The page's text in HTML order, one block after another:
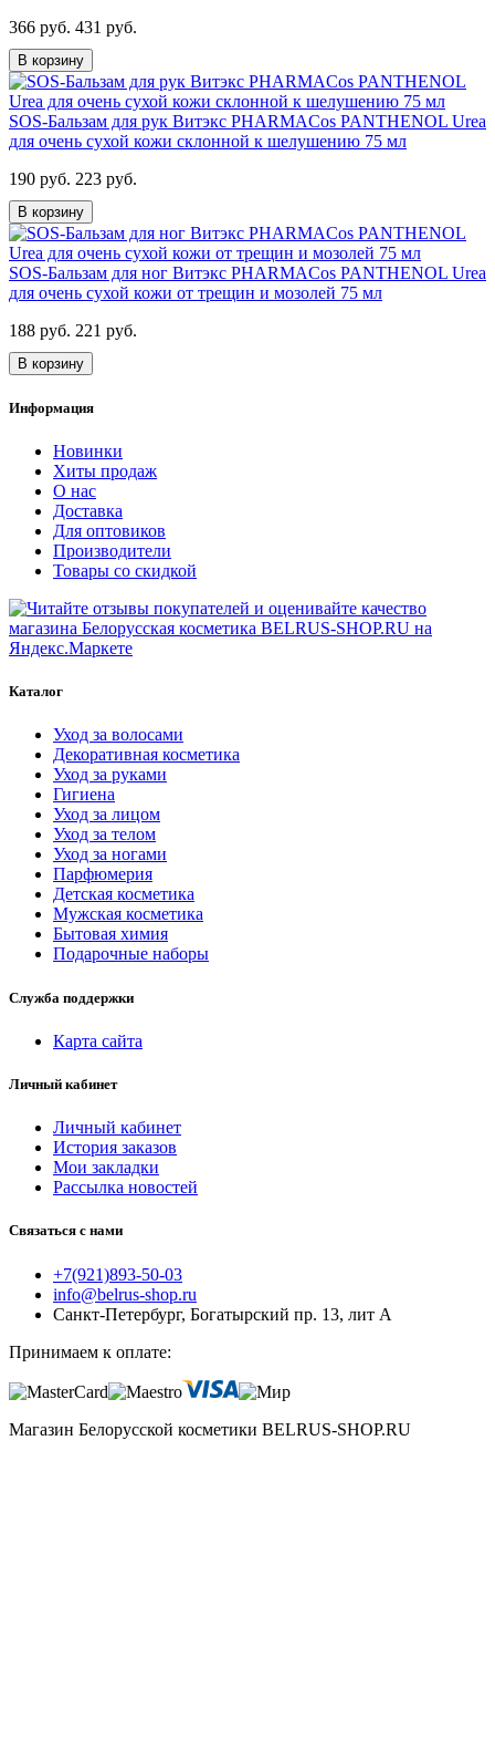
366 руб. 431 руб.
В корзину
SOS-Бальзам для рук Витэкс PHARMACos PANTHENOL Urea
для очень сухой кожи склонной к шелушению 75 мл
190 руб. 223 руб.
В корзину
SOS-Бальзам для ног Витэкс PHARMACos PANTHENOL Urea
для очень сухой кожи от трещин и мозолей 75 мл
188 руб. 221 руб.
В корзину
Информация
Новинки
Хиты продаж
О нас
Доставка
Для оптовиков
Производители
Товары со скидкой
Каталог
Уход за волосами
Декоративная косметика
Уход за руками
Гигиена
Уход за лицом
Уход за телом
Уход за ногами
Парфюмерия
Детская косметика
Мужская косметика
Бытовая химия
Подарочные наборы
Служба поддержки
Карта сайта
Личный кабинет
Личный кабинет
История заказов
Мои закладки
Рассылка новостей
Связаться с нами
+7(921)893-50-03
info@belrus-shop.ru
Санкт-Петербург, Богатырский пр. 13, лит А
Принимаем к оплате:
Магазин Белорусской косметики BELRUS-SHOP.RU